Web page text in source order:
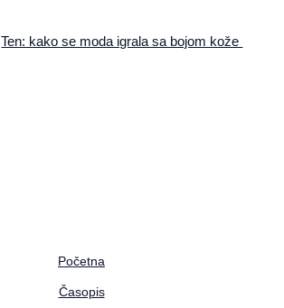
Ten: kako se moda igrala sa bojom kože
Početna
Časopis